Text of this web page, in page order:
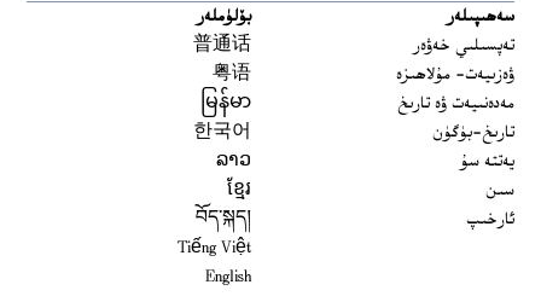
سەھىپىلەر
تەپسىلىي خەۋەر
ۋەزىيەت- مۇلاھىزە
مەدەنىيەت ۋە تارىخ
تارىخ-بۈگۈن
يەتتە سۇ
سىن
ئارخىپ
بۆلۈملەر
普通话
粤语
မြန်မာ
한국어
ລາວ
ខ្មែរ
བོད་སྐད།
Tiếng Việt
English